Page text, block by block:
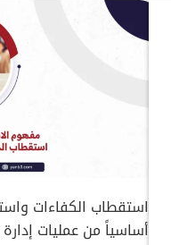
استقطاب الكفاءات
أساسياً من عمليات إدارة